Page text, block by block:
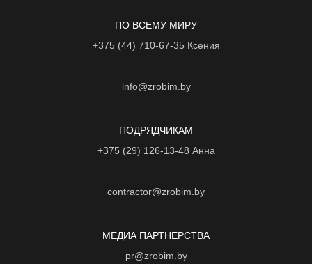
ПО ВСЕМУ МИРУ
+375 (44) 710-67-35 Ксения
info@zrobim.by
ПОДРЯДЧИКАМ
+375 (29) 126-13-48 Анна
contractor@zrobim.by
МЕДИА ПАРТНЕРСТВА
pr@zrobim.by